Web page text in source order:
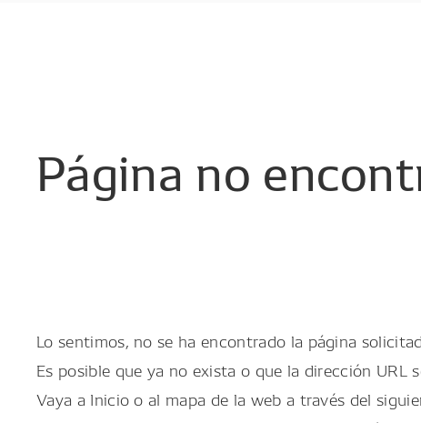
Página no
Lo sentimos, no se ha encontrado la página
Es posible que ya no exista o que la dirección URL
Vaya a Inicio o al mapa de la web a través del